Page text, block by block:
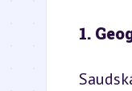
1.